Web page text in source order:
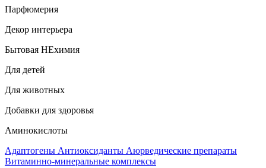
Парфюмерия
Декор интерьера
Бытовая НЕхимия
Для детей
Для животных
Добавки для здоровья
Аминокислоты
Адаптогены Антиоксиданты Аюрведические препараты
Витаминно-минеральные комплексы